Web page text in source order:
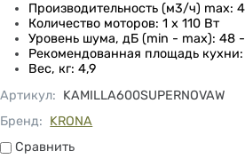
Производительность (м3/ч) max:
Количество моторов: 1 x 110 Вт
Уровень шума, дБ (min - max): 48
Рекомендованная площадь кухни:
Вес, кг: 4,9
Артикул: KAMILLA600SUPERNOVAW
Бренд: KRONA
СравнитьСравнить